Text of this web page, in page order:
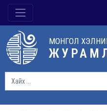
МОНГОЛ